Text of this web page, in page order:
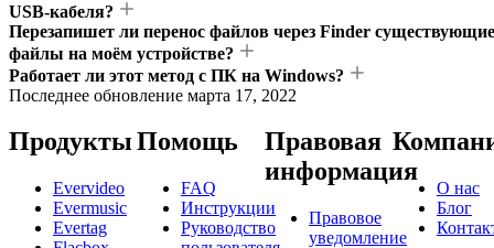
USB-кабеля?
Перезапишет ли перенос файлов через Finder существующие
файлы на моём устройстве?
Работает ли этот метод с ПК на Windows?
Последнее обновление марта 17, 2022
Продукты
Evervideo
Evermusic
Evertag
Помощь
FAQ
Инструкции
Руководство
Правовая
информация
Правовое
уведомление
О нас
Блог